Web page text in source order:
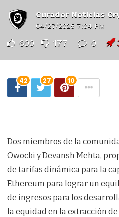
Curador Noticias
04/27/2025 7:04 PM
600 177 0
42 27 10
Dos miembros de la
Owocki y Devansh Mehta,
de tarifas dinámica para la
Ethereum para lograr un
de ingresos para los
la equidad en la extracción